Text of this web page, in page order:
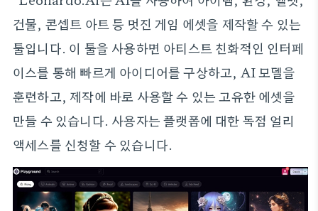
건물, 콘셉트 아트 등 멋진 게임 에셋을 제작할 수 있는
툴입니다. 이 툴을 사용하면 아티스트 친화적인 인터페
이스를 통해 빠르게 아이디어를 구상하고, AI 모델을
훈련하고, 제작에 바로 사용할 수 있는 고유한 에셋을
만들 수 있습니다. 사용자는 플랫폼에 대한 독점 얼리
액세스를 신청할 수 있습니다.